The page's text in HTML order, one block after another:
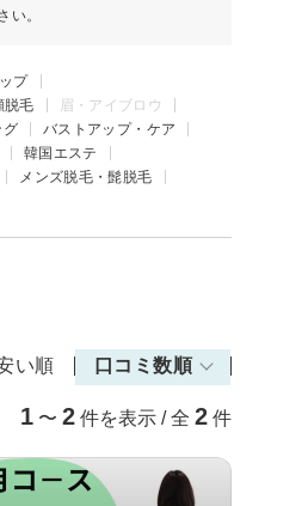
い。
プ
脱毛
眉・アイブロウ
グ
バストアップ・ケア
韓国エステ
メンズ脱毛・髭脱毛
い順 口コミ数順
1 〜 2 件を表示 / 全 2 件